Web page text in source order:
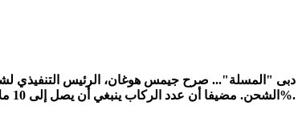
الشحن. مضيفا أن عدد الركاب ينبغي أن يصل إلى 10 ملايين، أي أكثر بحوالي 1.8 مليون عن العام الماضي، بما يتماشى مع زيادة الأرباح، حيث تنخفض المصاريف بنسبة 4.6%.